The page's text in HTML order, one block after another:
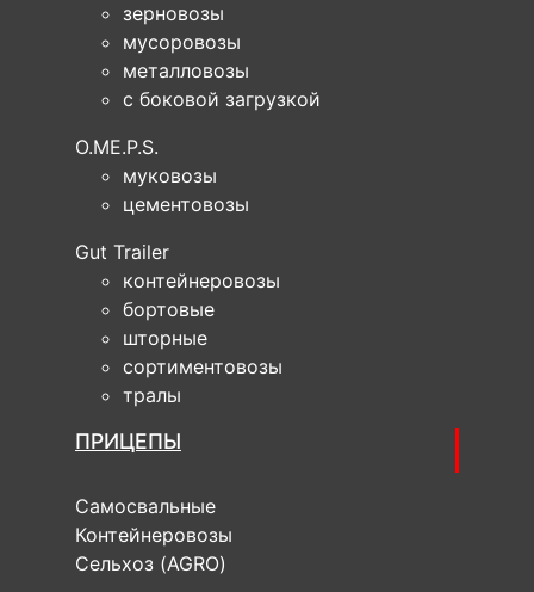
зерновозы
мусоровозы
металловозы
с боковой загрузкой
O.ME.P.S.
муковозы
цементовозы
Gut Trailer
контейнеровозы
бортовые
шторные
сортиментовозы
тралы
ПРИЦЕПЫ
Самосвальные
Контейнеровозы
Сельхоз (AGRO)